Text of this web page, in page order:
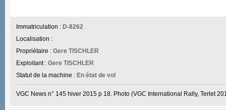
Immatriculation : D-8262
Localisation :
Propriétaire : Gere TISCHLER
Exploitant : Gere TISCHLER
Statut de la machine : En état de vol
VGC News n° 145 hiver 2015 p 18. Photo (VGC International Rally, Terlet